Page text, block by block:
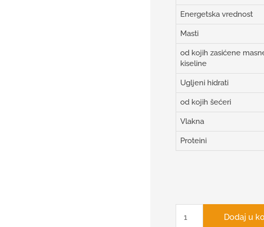
Energetska vrednost
Masti
od kojih zasićene
kiseline
Ugljeni hidrati
od kojih šećeri
Vlakna
Proteini
Dodaj u